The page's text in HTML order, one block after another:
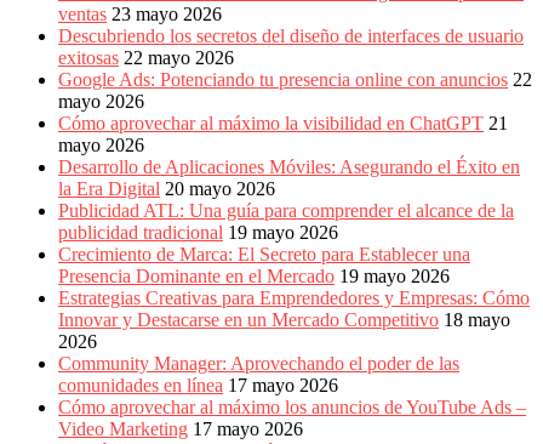
ventas 23 mayo 2026
Descubriendo los secretos del diseño de interfaces de usuario
exitosas 22 mayo 2026
Google Ads: Potenciando tu presencia online con anuncios 22
mayo 2026
Cómo aprovechar al máximo la visibilidad en ChatGPT 21
mayo 2026
Desarrollo de Aplicaciones Móviles: Asegurando el Éxito en
la Era Digital 20 mayo 2026
Publicidad ATL: Una guía para comprender el alcance de la
publicidad tradicional 19 mayo 2026
Crecimiento de Marca: El Secreto para Establecer una
Presencia Dominante en el Mercado 19 mayo 2026
Estrategias Creativas para Emprendedores y Empresas: Cómo
Innovar y Destacarse en un Mercado Competitivo 18 mayo
2026
Community Manager: Aprovechando el poder de las
comunidades en línea 17 mayo 2026
Cómo aprovechar al máximo los anuncios de YouTube Ads –
Video Marketing 17 mayo 2026